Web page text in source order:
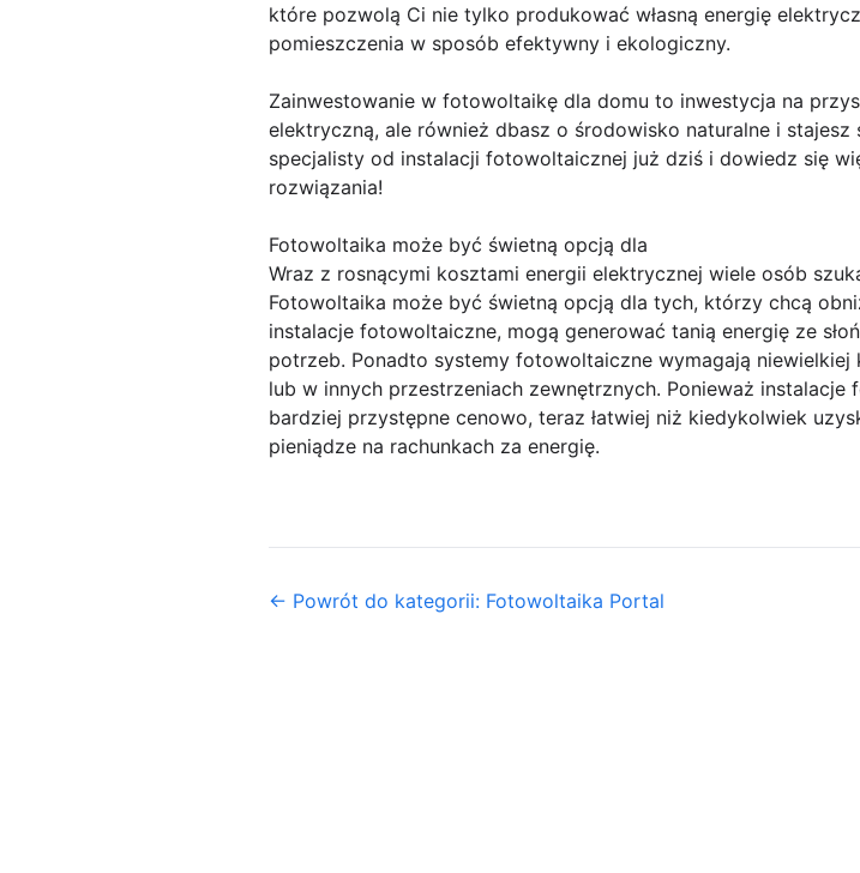
które pozwolą Ci nie tylko produkować własną energię
pomieszczenia w sposób efektywny i ekologiczny.
Zainwestowanie w fotowoltaikę dla domu to inwestycja na
elektryczną, ale również dbasz o środowisko naturalne i
specjalisty od instalacji fotowoltaicznej już dziś i dowiedz się
rozwiązania!
Fotowoltaika może być świetną opcją dla
Wraz z rosnącymi kosztami energii elektrycznej wiele osób
Fotowoltaika może być świetną opcją dla tych, którzy chcą
instalacje fotowoltaiczne, mogą generować tanią energię ze
potrzeb. Ponadto systemy fotowoltaiczne wymagają
lub w innych przestrzeniach zewnętrznych. Ponieważ
bardziej przystępne cenowo, teraz łatwiej niż kiedykolwiek
pieniądze na rachunkach za energię.
← Powrót do kategorii: Fotowoltaika Portal